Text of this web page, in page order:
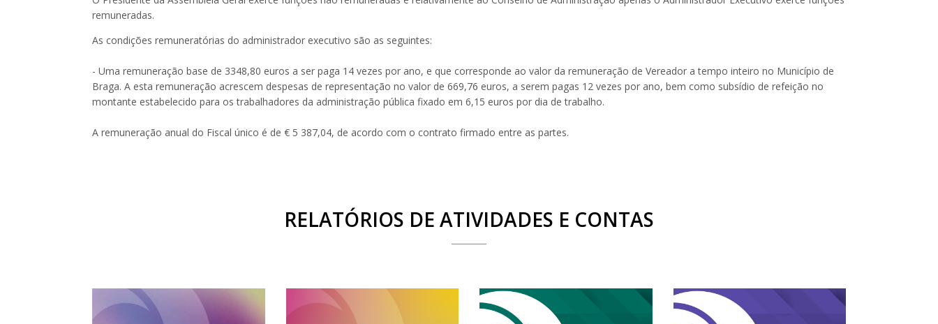
remuneradas.
As condições remuneratórias do administrador executivo são as seguintes:
- Uma remuneração base de 3348,80 euros a ser paga 14 vezes por ano, e que corresponde ao valor da remuneração de Vereador a tempo inteiro no Município de
Braga. A esta remuneração acrescem despesas de representação no valor de 669,76 euros, a serem pagas 12 vezes por ano, bem como subsídio de refeição no
montante estabelecido para os trabalhadores da administração pública fixado em 6,15 euros por dia de trabalho.
A remuneração anual do Fiscal único é de € 5 387,04, de acordo com o contrato firmado entre as partes.
RELATÓRIOS DE ATIVIDADES E CONTAS